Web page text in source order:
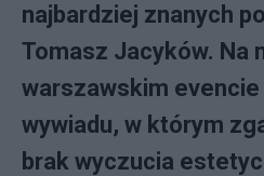
najbardziej znanych
Tomasz Jacyków. Na
warszawskim
wywiadu, w którym
brak wyczucia